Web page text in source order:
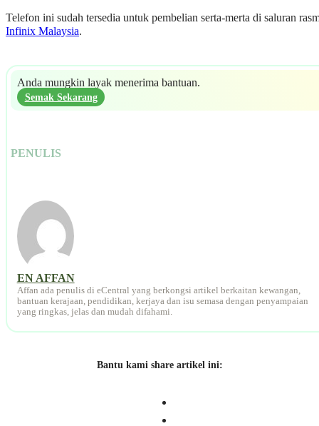
Telefon ini sudah tersedia untuk pembelian serta-merta di saluran
Infinix Malaysia.
Anda mungkin layak menerima bantuan.
Semak Sekarang
PENULIS
EN AFFAN
Affan ada penulis di eCentral yang berkongsi artikel berkaitan kewangan,
bantuan kerajaan, pendidikan, kerjaya dan isu semasa dengan penyampaian
yang ringkas, jelas dan mudah difahami.
Bantu kami share artikel ini: